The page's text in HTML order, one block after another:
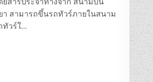
”
สามารถขึ้นรถทัวร์ภายในสนาม
ทัวร์ใ…